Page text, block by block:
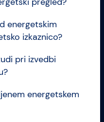
energetskim
izkaznico?
pri izvedbi
energetskem